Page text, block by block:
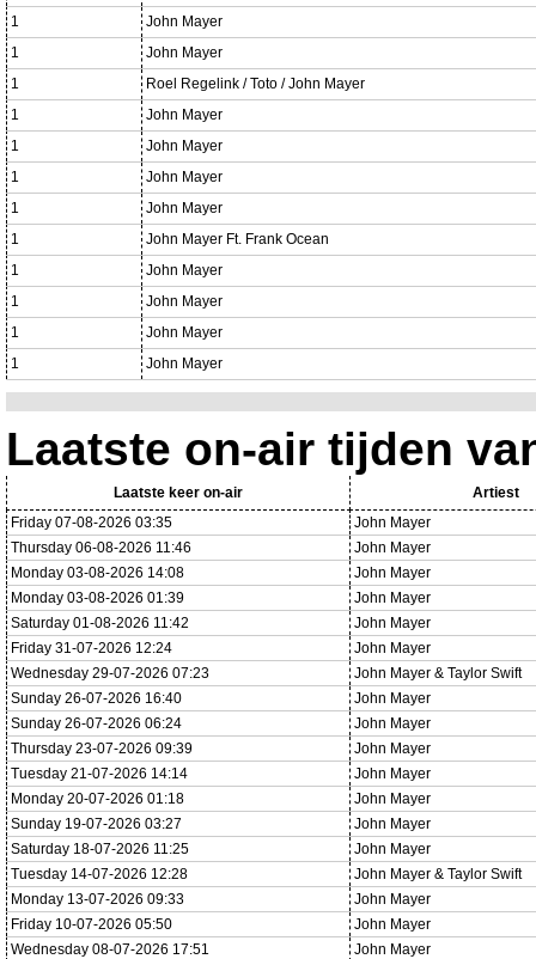
1
John Mayer
1
John Mayer
1
Roel Regelink / Toto / John Mayer
1
John Mayer
1
John Mayer
1
John Mayer
1
John Mayer
1
John Mayer Ft. Frank Ocean
1
John Mayer
1
John Mayer
1
John Mayer
1
John Mayer
Laatste on-air tijden
Laatste keer on-air
Artiest
Friday 07-08-2026 03:35
John Mayer
Thursday 06-08-2026 11:46
John Mayer
Monday 03-08-2026 14:08
John Mayer
Monday 03-08-2026 01:39
John Mayer
Saturday 01-08-2026 11:42
John Mayer
Friday 31-07-2026 12:24
John Mayer
Wednesday 29-07-2026 07:23
John Mayer & Taylor Swift
Sunday 26-07-2026 16:40
John Mayer
Sunday 26-07-2026 06:24
John Mayer
Thursday 23-07-2026 09:39
John Mayer
Tuesday 21-07-2026 14:14
John Mayer
Monday 20-07-2026 01:18
John Mayer
Sunday 19-07-2026 03:27
John Mayer
Saturday 18-07-2026 11:25
John Mayer
Tuesday 14-07-2026 12:28
John Mayer & Taylor Swift
Monday 13-07-2026 09:33
John Mayer
Friday 10-07-2026 05:50
John Mayer
Wednesday 08-07-2026 17:51
John Mayer